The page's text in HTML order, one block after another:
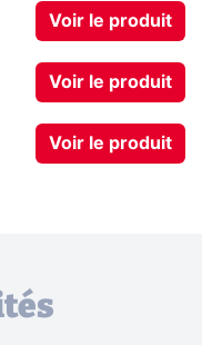
Voir le produit
Voir le produit
Voir le produit